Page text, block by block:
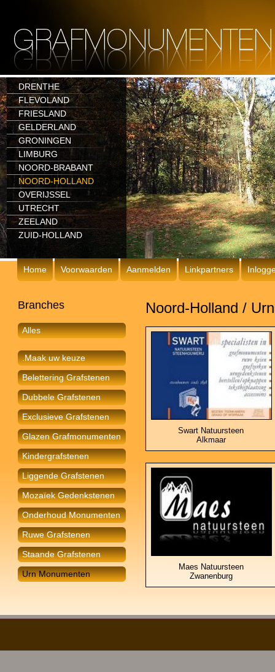
DRENTHE
FLEVOLAND
FRIESLAND
GELDERLAND
GRONINGEN
LIMBURG
NOORD-BRABANT
NOORD-HOLLAND
OVERIJSSEL
UTRECHT
ZEELAND
ZUID-HOLLAND
Home Voorwaarden Aanmelden Linkpartners
Branches
Alles
.Maak uw keuze
Belettering Grafstenen
Dubbele Grafstenen
Exclusieve Grafstenen
Glazen Grafmonumenten
Kindergrafstenen
Liggende Grafstenen
Mozaïek Gedenkstenen
Onderhoud Monumenten
Ruwe Grafstenen
Staande Grafstenen
Urn Monumenten
Noord-Holland /
Swart Natuursteen
Alkmaar
Maes Natuursteen
Zwanenburg